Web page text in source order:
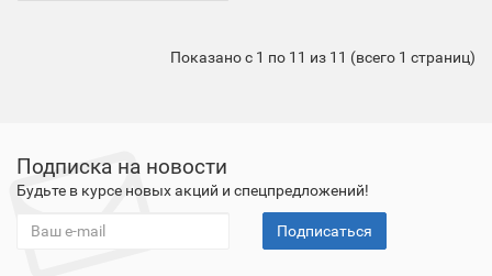
Показано с 1 по 11 из 11 (всего 1 страниц)
Подписка на новости
Будьте в курсе новых акций и спецпредложений!
Подписаться